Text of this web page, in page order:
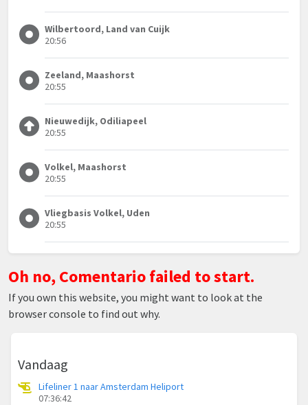
Wilbertoord, Land van Cuijk
20:56
Zeeland, Maashorst
20:55
Nieuwedijk, Odiliapeel
20:55
Volkel, Maashorst
20:55
Vliegbasis Volkel, Uden
20:55
Oh no, Comentario failed to start.
If you own this website, you might want to look at the
browser console to find out why.
Vandaag
Lifeliner 1 naar Amsterdam Heliport
07:36:42